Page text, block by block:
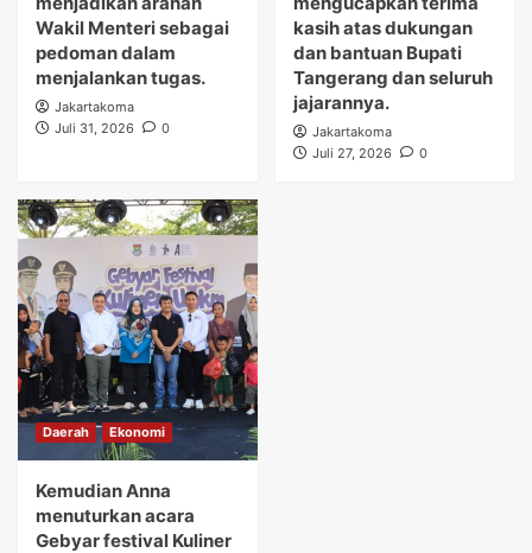
Wakil Menteri sebagai
pedoman dalam
menjalankan tugas.
Jakartakoma
Juli 31, 2026
0
kasih atas dukungan
dan bantuan Bupati
Tangerang dan seluruh
jajarannya.
Jakartakoma
Juli 27, 2026
0
Daerah Ekonomi
Kemudian Anna
menuturkan acara
Gebyar festival Kuliner